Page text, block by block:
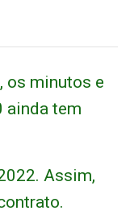
os minutos e
ainda tem
Assim,